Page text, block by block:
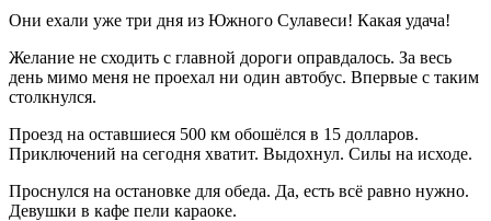
Они ехали уже три дня из Южного Сулавеси! Какая удача!
Желание не сходить с главной дороги оправдалось. За весь
день мимо меня не проехал ни один автобус. Впервые с таким
столкнулся.
Проезд на оставшиеся 500 км обошёлся в 15 долларов.
Приключений на сегодня хватит. Выдохнул. Силы на исходе.
Проснулся на остановке для обеда. Да, есть всё равно нужно.
Девушки в кафе пели караоке.